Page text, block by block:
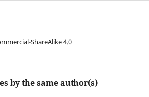
ShareAlike 4.0
by the same author(s)